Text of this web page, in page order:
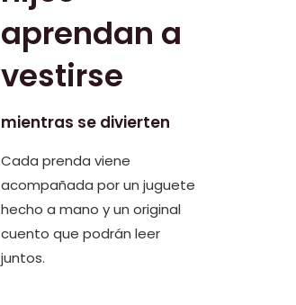
aprendan a
vestirse
mientras se divierten
Cada prenda viene
acompañada por un juguete
hecho a mano y un original
cuento que podrán leer
juntos.